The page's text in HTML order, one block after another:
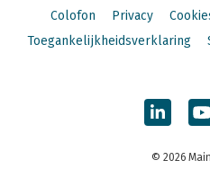
Colofon
Privacy
Toegankelijkheidsverklaring
© 2026